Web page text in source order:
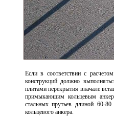
Если в соответствии с
конструкций должно
плитами перекрытия вначале
примыкающим кольцевым
стальных прутьев длиной 60-
кольцевого анкера.